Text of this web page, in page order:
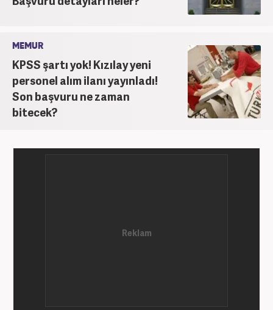
MEMUR
KPSS şartı yok! Kızılay yeni
personel alım ilanı yayınladı!
Son başvuru ne zaman
bitecek?